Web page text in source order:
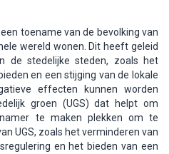
toename van de bevolking van
wereld wonen. Dit heeft geleid
de stedelijke steden, zoals het
en een stijging van de lokale
effecten kunnen worden
groen (UGS) dat helpt om
te maken plekken om te
UGS, zoals het verminderen van
en het bieden van een